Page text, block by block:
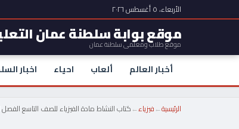
الأربعاء، ٥ أغسطس ٢٠٢٦
موقع بوابة سلطنة عمان
موقع طلاب ومعلمي سلطنة عمان
أخبار العالم ألعاب احياء اخبار
الرئيسية←فيزياء←كتاب النشاط مادة الفيزياء للصف التاسع